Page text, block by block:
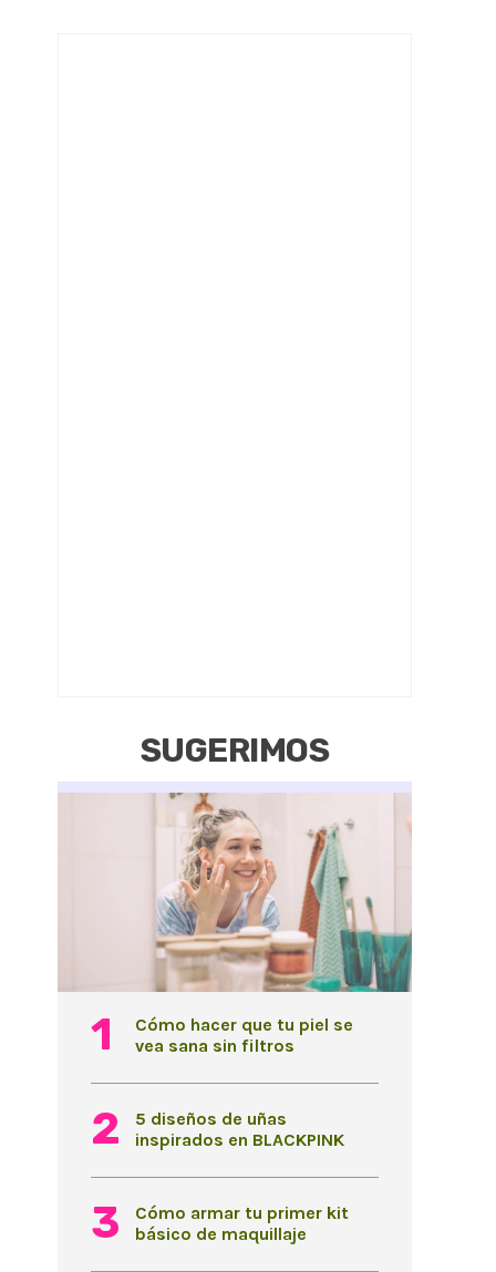
SUGERIMOS
Cómo hacer que tu piel se
vea sana sin filtros
5 diseños de uñas
inspirados en BLACKPINK
Cómo armar tu primer kit
básico de maquillaje